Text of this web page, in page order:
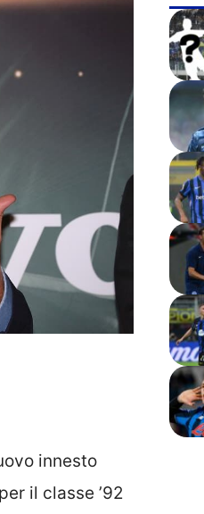
innesto
il classe ’92